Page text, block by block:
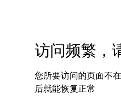
访问频繁，
您所要访问的页面不
后就能恢复正常